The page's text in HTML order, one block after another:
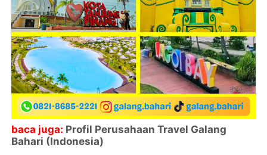
baca juga: Profil Perusahaan Travel Galang
Bahari (Indonesia)